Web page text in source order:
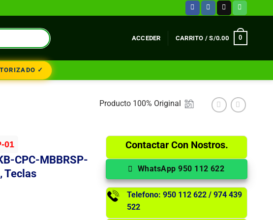
ACCEDER CARRITO /S/0.00 0
✓
Producto 100% Original
01
CPC-MBBRSP-
Teclas
Contactar Con Nostros.
WhatsApp 950 112 622
Telefono: 950 112 622 / 974 439
522